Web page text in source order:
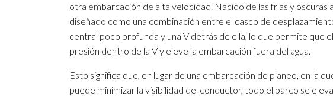
otra embarcación de alta velocidad. Nacido de las frías y oscuras
diseñado como una combinación entre el casco de
central poco profunda y una V detrás de ella, lo que permite que
presión dentro de la V y eleve la embarcación fuera del agua.
Esto significa que, en lugar de una embarcación de planeo, en la
puede minimizar la visibilidad del conductor, todo el barco se